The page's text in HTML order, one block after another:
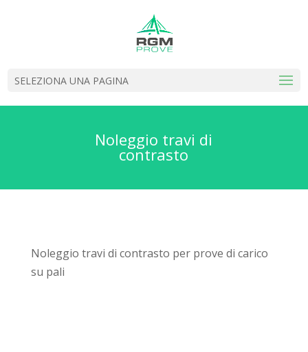
SELEZIONA UNA PAGINA
Noleggio travi di
contrasto
Noleggio travi di contrasto per prove di carico
su pali